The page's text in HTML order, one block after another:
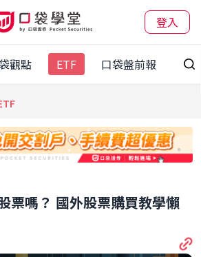
登入
觀點 ETF 口袋盤前報
票嗎？ 國外股票購買教學懶